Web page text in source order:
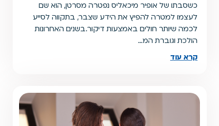
כשסבתו של אופיר מיכאליס נפטרה מסרטן, הוא שם
לעצמו למטרה להפיץ את הידע שצבר, בתקווה לסייע
לכמה שיותר חולים באמצעות דיקור.בשנים האחרונות
הולכת וגוברת המ…
קרא עוד